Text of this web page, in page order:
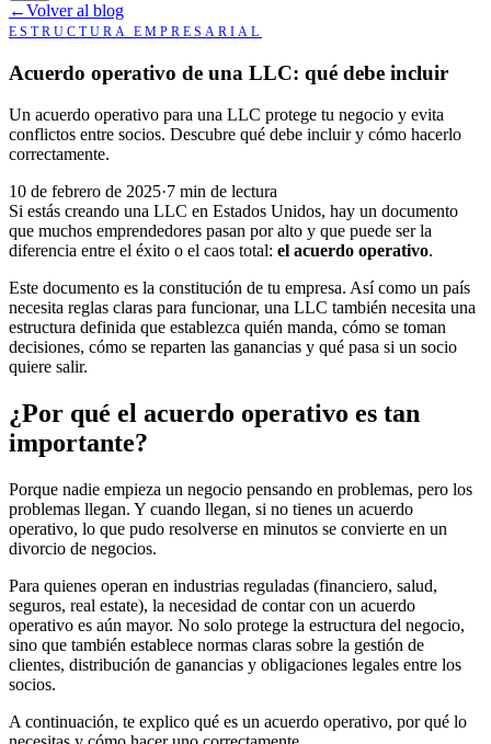
←Volver al blog
ESTRUCTURA EMPRESARIAL
Acuerdo operativo de una LLC: qué debe incluir
Un acuerdo operativo para una LLC protege tu negocio y evita
conflictos entre socios. Descubre qué debe incluir y cómo hacerlo
correctamente.
10 de febrero de 2025·7 min de lectura
Si estás creando una LLC en Estados Unidos, hay un documento
que muchos emprendedores pasan por alto y que puede ser la
diferencia entre el éxito o el caos total: el acuerdo operativo.
Este documento es la constitución de tu empresa. Así como un país
necesita reglas claras para funcionar, una LLC también necesita una
estructura definida que establezca quién manda, cómo se toman
decisiones, cómo se reparten las ganancias y qué pasa si un socio
quiere salir.
¿Por qué el acuerdo operativo es tan
importante?
Porque nadie empieza un negocio pensando en problemas, pero los
problemas llegan. Y cuando llegan, si no tienes un acuerdo
operativo, lo que pudo resolverse en minutos se convierte en un
divorcio de negocios.
Para quienes operan en industrias reguladas (financiero, salud,
seguros, real estate), la necesidad de contar con un acuerdo
operativo es aún mayor. No solo protege la estructura del negocio,
sino que también establece normas claras sobre la gestión de
clientes, distribución de ganancias y obligaciones legales entre los
socios.
A continuación, te explico qué es un acuerdo operativo, por qué lo